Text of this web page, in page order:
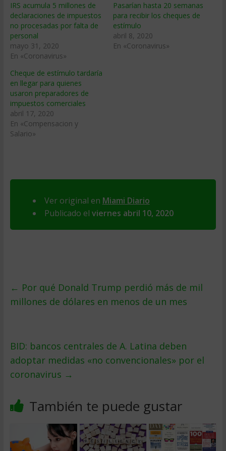
IRS acumula 5 millones de
declaraciones de impuestos
no procesadas por falta de
personal
mayo 31, 2020
En «Coronavirus»
Pasarían hasta 20 semanas
para recibir los cheques de
estímulo
abril 8, 2020
En «Coronavirus»
Cheque de estímulo tardaría
en llegar para quienes
usaron preparadores de
impuestos comerciales
abril 17, 2020
En «Compensacion y
Salario»
Ver original en Miami Diario
Publicado el viernes abril 10, 2020
← Por qué Donald Trump perdió más de mil
millones de dólares en menos de un mes
BID: bancos centrales de A. Latina deben
adoptar medidas «no convencionales» por el
coronavirus →
También te puede gustar